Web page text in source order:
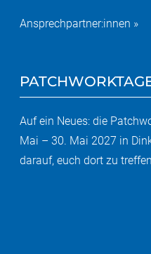
Ansprechpartner:innen »
Auf ein Neues: die
Mai – 30. Mai 2027 in
darauf, euch dort zu